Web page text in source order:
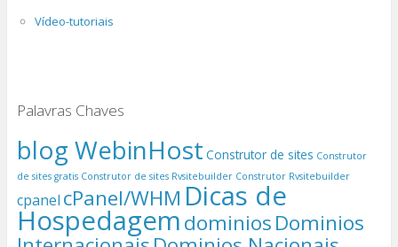
Vídeo-tutoriais
Palavras Chaves
blog WebinHost Construtor de sites Construtor
de sites gratis Construtor de sites Rvsitebuilder Construtor Rvsitebuilder
cpanel cPanel/WHM Dicas de
HospedagemdominiosDominios